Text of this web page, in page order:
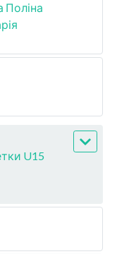
Поліна
U15